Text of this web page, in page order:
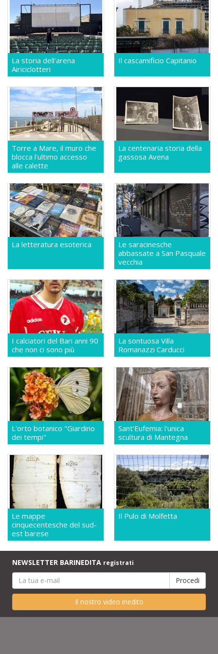
La storia dell'arena
Airiciclotteri
Il cascamificio Capitanio
Torre a Mare, il muro che
blocca l'ultimo accesso
alle calette
La centenaria storia della
gassosa Avena
La letteratura esoterica
Le saracinesche
abbassate a San Pasquale
vecchia
I calciatori del Bari anni 90
che non ci sono più
La sontuosa Villa
Romanazzi Carducci
L'orto botanico "Giardino
dei tempi"
Sant'Eufemia: l'unica
scultura di Mantegna
Le mappe
cinquecentesche del sud-
est barese
Il Pulo di Molfetta
NEWSLETTER BARINEDITA registrati
Il nostro video inedito